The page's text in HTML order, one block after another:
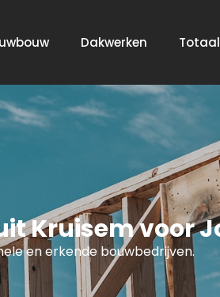
Dakwerken
Kruisem voor
en erkende bouwbedrijven.